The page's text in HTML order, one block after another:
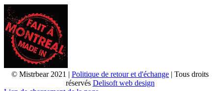
© Mistrbear 2021 | Politique de retour et d'échange | Tous droits
réservés Delisoft web design